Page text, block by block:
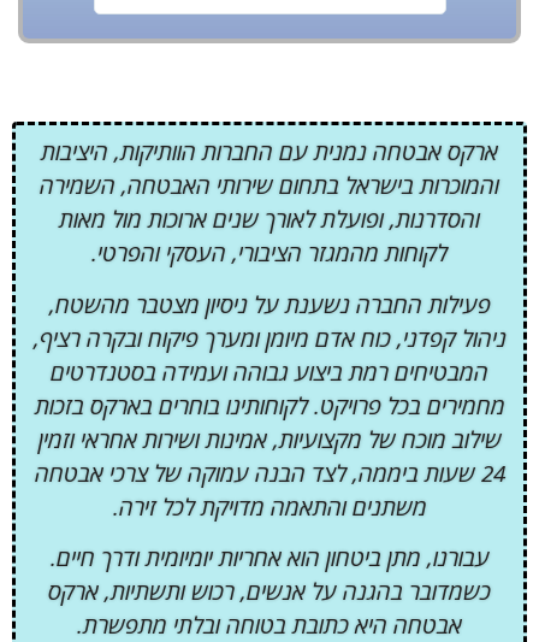
ארקס אבטחה נמנית עם החברות הוותיקות, היציבות
והמוכרות בישראל בתחום שירותי האבטחה, השמירה
והסדרנות, ופועלת לאורך שנים ארוכות מול מאות
לקוחות מהמגזר הציבורי, העסקי והפרטי.
פעילות החברה נשענת על ניסיון מצטבר מהשטח,
ניהול קפדני, כוח אדם מיומן ומערך פיקוח ובקרה רציף,
המבטיחים רמת ביצוע גבוהה ועמידה בסטנדרטים
מחמירים בכל פרויקט. לקוחותינו בוחרים בארקס בזכות
שילוב מוכח של מקצועיות, אמינות ושירות אחראי וזמין
24 שעות ביממה, לצד הבנה עמוקה של צרכי אבטחה
משתנים והתאמה מדויקת לכל זירה.
עבורנו, מתן ביטחון הוא אחריות יומיומית ודרך חיים.
כשמדובר בהגנה על אנשים, רכוש ותשתיות, ארקס
אבטחה היא כתובת בטוחה ובלתי מתפשרת.